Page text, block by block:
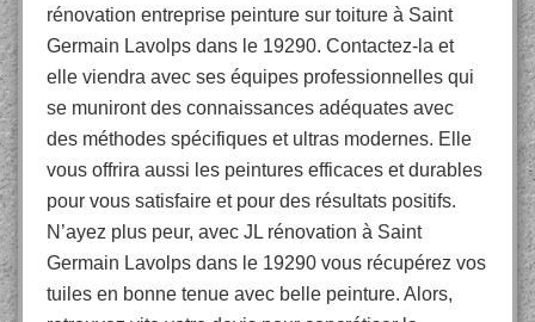
rénovation entreprise peinture sur toiture à Saint
Germain Lavolps dans le 19290. Contactez-la et
elle viendra avec ses équipes professionnelles qui
se muniront des connaissances adéquates avec
des méthodes spécifiques et ultras modernes. Elle
vous offrira aussi les peintures efficaces et durables
pour vous satisfaire et pour des résultats positifs.
N’ayez plus peur, avec JL rénovation à Saint
Germain Lavolps dans le 19290 vous récupérez vos
tuiles en bonne tenue avec belle peinture. Alors,